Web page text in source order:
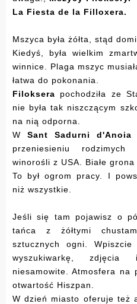
La Fiesta de la Filloxera.
Mszyca była żółta, stąd
Kiedyś, była wielkim
winnice. Plaga mszyc
łatwa do pokonania.
Filoksera pochodziła ze
nie była tak niszczącym
na nią odporna.
W Sant Sadurni d'Anoia
przeniesieniu
winorośli z USA. Białe grona
To był ogrom pracy. I
niż wszystkie.
Jeśli się tam pojawisz o
tańca z żółtymi
sztucznych ogni.
wyszukiwarkę, zdjęcia
niesamowite. Atmosfera na
otwartość Hiszpan.
W dzień miasto oferuje też